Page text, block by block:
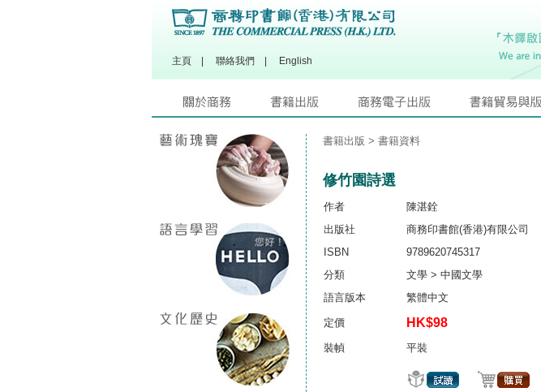
主頁 聯絡我們 English
書籍出版 > 書籍資料
修竹園詩選
作者
陳湛銓
出版社
商務印書館(香港)有限公司
ISBN
9789620745317
分類
文學 > 中國文學
語言版本
繁體中文
定價 HK$98
裝幀 平裝